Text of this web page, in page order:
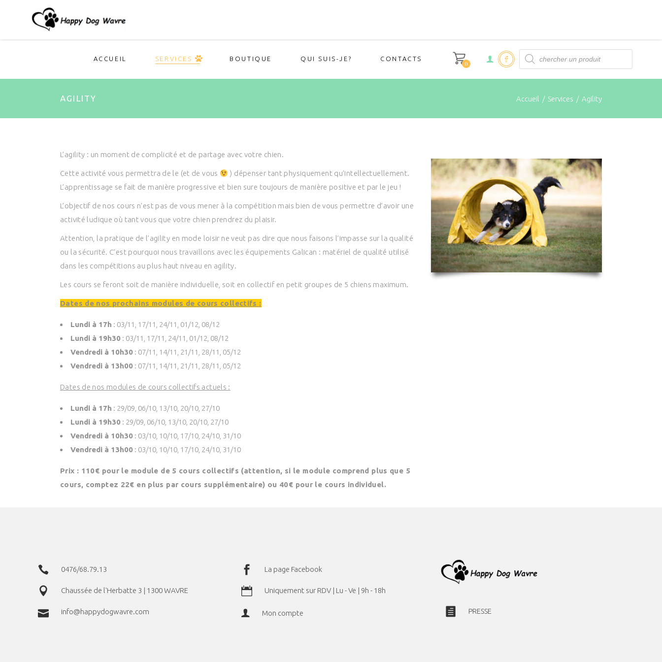
ACCUEIL SERVICES BOUTIQUE QUI SUIS-JE? CONTACTS
0
Products
search
AGILITY Accueil / Services / Agility
L’agility : un moment de complicité et de partage avec votre chien.
Cette activité vous permettra de le (et de vous
) dépenser tant physiquement qu’intellectuellement.
L’apprentissage se fait de manière progressive et bien sure toujours de manière positive et par le jeu !
L’objectif de nos cours n’est pas de vous mener à la compétition mais bien de vous permettre d’avoir une
activité ludique où tant vous que votre chien prendrez du plaisir.
Attention, la pratique de l’agility en mode loisir ne veut pas dire que nous faisons l’impasse sur la qualité
ou la sécurité. C’est pourquoi nous travaillons avec les équipements Galican : matériel de qualité utilisé
dans les compétitions au plus haut niveau en agility.
Les cours se feront soit de manière individuelle, soit en collectif en petit groupes de 5 chiens maximum.
Dates de nos prochains modules de cours collectifs :
Lundi à 17h : 03/11, 17/11, 24/11, 01/12, 08/12
Lundi à 19h30 : 03/11, 17/11, 24/11, 01/12, 08/12
Vendredi à 10h30 : 07/11, 14/11, 21/11, 28/11, 05/12
Vendredi à 13h00 : 07/11, 14/11, 21/11, 28/11, 05/12
Dates de nos modules de cours collectifs actuels :
Lundi à 17h : 29/09, 06/10, 13/10, 20/10, 27/10
Lundi à 19h30 : 29/09, 06/10, 13/10, 20/10, 27/10
Vendredi à 10h30 : 03/10, 10/10, 17/10, 24/10, 31/10
Vendredi à 13h00 : 03/10, 10/10, 17/10, 24/10, 31/10
Prix : 110€ pour le module de 5 cours collectifs (attention, si le module comprend plus que 5
cours, comptez 22€ en plus par cours supplémentaire) ou 40€ pour le cours individuel.
0476/68.79.13
Chaussée de l'Herbatte 3 | 1300 WAVRE
info@happydogwavre.com
La page Facebook
Uniquement sur RDV | Lu - Ve | 9h - 18h
Mon compte PRESSE